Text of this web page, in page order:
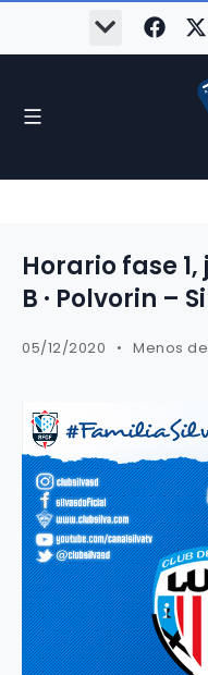
Horario fase
B · Polvorin –
05/12/2020 Menos